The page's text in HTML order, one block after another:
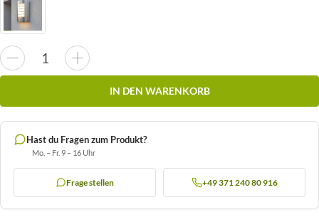
IN DEN WARENKORB
Hast du Fragen zum Produkt?
Mo. – Fr. 9 – 16 Uhr
Frage stellen +49 371 240 80 916